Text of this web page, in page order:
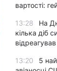
вартості:
13:28
На
кілька діб
відреагував
13:20
5